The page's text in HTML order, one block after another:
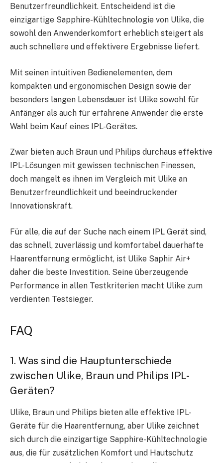
Benutzerfreundlichkeit. Entscheidend ist die
einzigartige Sapphire-Kühltechnologie von Ulike, die
sowohl den Anwenderkomfort erheblich steigert als
auch schnellere und effektivere Ergebnisse liefert.
Mit seinen intuitiven Bedienelementen, dem
kompakten und ergonomischen Design sowie der
besonders langen Lebensdauer ist Ulike sowohl für
Anfänger als auch für erfahrene Anwender die erste
Wahl beim Kauf eines IPL-Gerätes.
Zwar bieten auch Braun und Philips durchaus effektive
IPL-Lösungen mit gewissen technischen Finessen,
doch mangelt es ihnen im Vergleich mit Ulike an
Benutzerfreundlichkeit und beeindruckender
Innovationskraft.
Für alle, die auf der Suche nach einem IPL Gerät sind,
das schnell, zuverlässig und komfortabel dauerhafte
Haarentfernung ermöglicht, ist Ulike Saphir Air+
daher die beste Investition. Seine überzeugende
Performance in allen Testkriterien macht Ulike zum
verdienten Testsieger.
FAQ
1. Was sind die Hauptunterschiede
zwischen Ulike, Braun und Philips IPL-
Geräten?
Ulike, Braun und Philips bieten alle effektive IPL-
Geräte für die Haarentfernung, aber Ulike zeichnet
sich durch die einzigartige Sapphire-Kühltechnologie
aus, die für zusätzlichen Komfort und Hautschutz